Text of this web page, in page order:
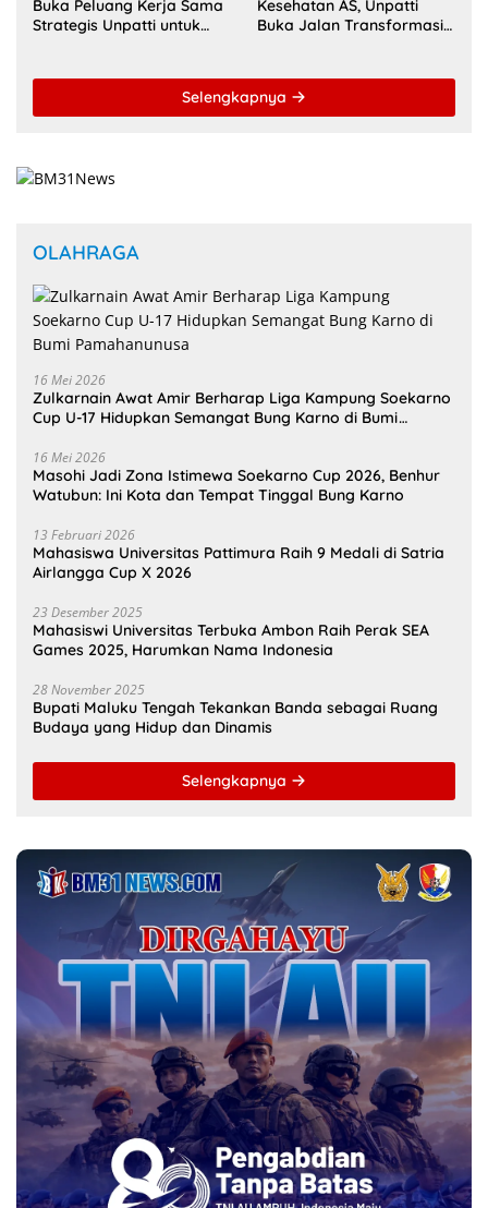
Buka Peluang Kerja Sama
Strategis Unpatti untuk
Kesehatan AS, Unpatti
Buka Jalan Transformasi
Selengkapnya
OLAHRAGA
16 Mei 2026
Zulkarnain Awat Amir Berharap Liga Kampung Soekarno
Cup U-17 Hidupkan Semangat Bung Karno di Bumi
16 Mei 2026
Masohi Jadi Zona Istimewa Soekarno Cup 2026, Benhur
Watubun: Ini Kota dan Tempat Tinggal Bung Karno
13 Februari 2026
Mahasiswa Universitas Pattimura Raih 9 Medali di Satria
Airlangga Cup X 2026
23 Desember 2025
Mahasiswi Universitas Terbuka Ambon Raih Perak SEA
Games 2025, Harumkan Nama Indonesia
28 November 2025
Bupati Maluku Tengah Tekankan Banda sebagai Ruang
Budaya yang Hidup dan Dinamis
Selengkapnya